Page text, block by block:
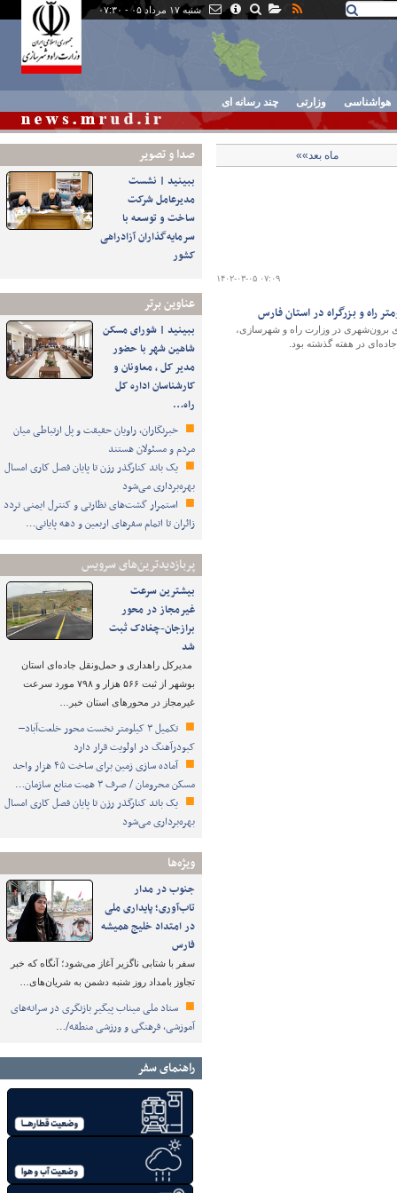
شنبه ۱۷ مرداد ۰۵ - ۰۷:۳۰
هواشناسی وزارتی چند رسانه ای
صدا و تصوير
ببینید | نشست
مدیرعامل شرکت
ساخت و توسعه با
سرمایه‌گذاران آزادراهی
کشور
عناوین برتر
ببینید | شورای مسکن
شاهین شهر با حضور
مدیر کل ، معاونان و
کارشناسان اداره کل
راه…
خبرنگاران، راویان حقیقت و پل ارتباطی میان
مردم و مسئولان هستند
یک باند کنارگذر رزن تا پایان فصل کاری امسال
بهره‌برداری می‌شود
استمرار گشت‌های نظارتی و کنترل ایمنی تردد
زائران تا اتمام سفرهای اربعین و دهه پایانی…
پربازدیدترین‌های سرویس
بیشترین سرعت
غیرمجاز در محور
برازجان-چغادک ثبت
شد
مدیرکل راهداری و حمل‌ونقل جاده‌ای استان
بوشهر از ثبت ۵۶۶ هزار و ۷۹۸ مورد سرعت
غیرمجاز در محورهای استان خبر…
تکمیل ۳ کیلومتر نخست محور خلعت‌آباد–
کبودرآهنگ در اولویت قرار دارد
آماده سازی زمین برای ساخت ۴۵ هزار واحد
مسکن محرومان / صرف ۳ همت منابع سازمان…
یک باند کنارگذر رزن تا پایان فصل کاری امسال
بهره‌برداری می‌شود
ویژه‌ها
جنوب در مدار
تاب‌آوری؛ پایداری ملی
در امتداد خلیج همیشه
فارس
سفر با شتابی ناگزیر آغاز می‌شود؛ آنگاه که خبر
تجاوز بامداد روز شنبه دشمن به شریان‌های…
ستاد ملی میناب پیگیر بازنگری در سرانه‌های
آموزشی، فرهنگی و ورزشی منطقه/…
راهنمای سفر
ماه بعد»»
۱۴۰۲-۰۳-۰۵ ۰۷:۰۹
خودروهای برون‌شهری در وزارت راه و شهرسازی،
در هفته گذشته بود.